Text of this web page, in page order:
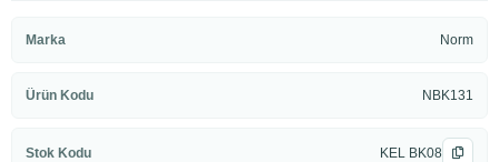
Marka Norm
Ürün Kodu NBK131
Stok Kodu KEL BK08